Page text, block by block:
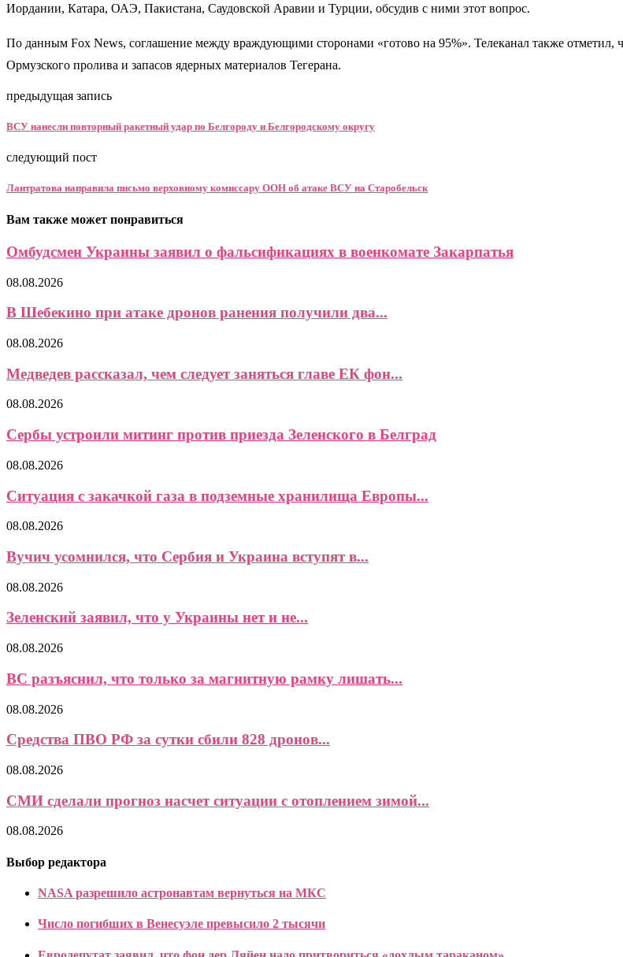
Иордании, Катара, ОАЭ, Пакистана, Саудовской Аравии и Турции, обсудив с ними этот вопрос.
По данным Fox News, соглашение между враждующими сторонами «готово на 95%». Телеканал также
Ормузского пролива и запасов ядерных материалов Тегерана.
предыдущая запись
ВСУ нанесли повторный ракетный удар по Белгороду и Белгородскому округу
следующий пост
Лантратова направила письмо верховному комиссару ООН об атаке ВСУ на Старобельск
Вам также может понравиться
Омбудсмен Украины заявил о фальсификациях в военкомате Закарпатья
08.08.2026
В Шебекино при атаке дронов ранения получили два...
08.08.2026
Медведев рассказал, чем следует заняться главе ЕК фон...
08.08.2026
Сербы устроили митинг против приезда Зеленского в Белград
08.08.2026
Ситуация с закачкой газа в подземные хранилища Европы...
08.08.2026
Вучич усомнился, что Сербия и Украина вступят в...
08.08.2026
Зеленский заявил, что у Украины нет и не...
08.08.2026
ВС разъяснил, что только за магнитную рамку лишать...
08.08.2026
Средства ПВО РФ за сутки сбили 828 дронов...
08.08.2026
СМИ сделали прогноз насчет ситуации с отоплением зимой...
08.08.2026
Выбор редактора
NASA разрешило астронавтам вернуться на МКС
Число погибших в Венесуэле превысило 2 тысячи